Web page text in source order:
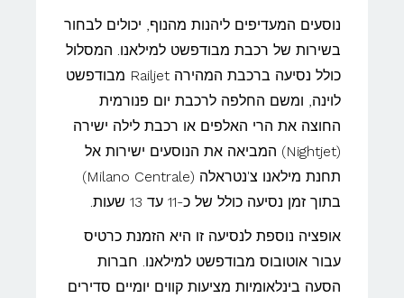
נוסעים המעדיפים ליהנות מהנוף, יכולים לבחור
בשירות של רכבת מבודפשט למילאנו. המסלול
כולל נסיעה ברכבת המהירה Railjet מבודפשט
לוינה, ומשם החלפה לרכבת יום פנורמית
החוצה את הרי האלפים או רכבת לילה ישירה
(Nightjet) המביאה את הנוסעים ישירות אל
תחנת מילאנו צ'נטראלה (Milano Centrale)
בתוך זמן נסיעה כולל של כ-11 עד 13 שעות.
אופציה נוספת לנסיעה זו היא הזמנת כרטיס
עבור אוטובוס מבודפשט למילאנו. חברות
הסעה בינלאומיות מציעות קווים יומיים סדירים